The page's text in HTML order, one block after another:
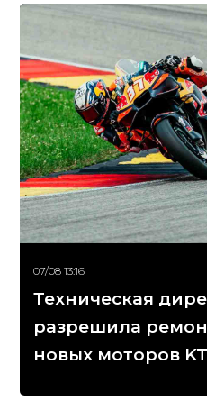
07/08 13:16
Техническая
разрешила
новых моторов